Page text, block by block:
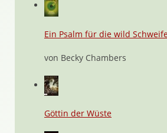
Ein Psalm für die wild
von Becky Chambers
Göttin der Wüste